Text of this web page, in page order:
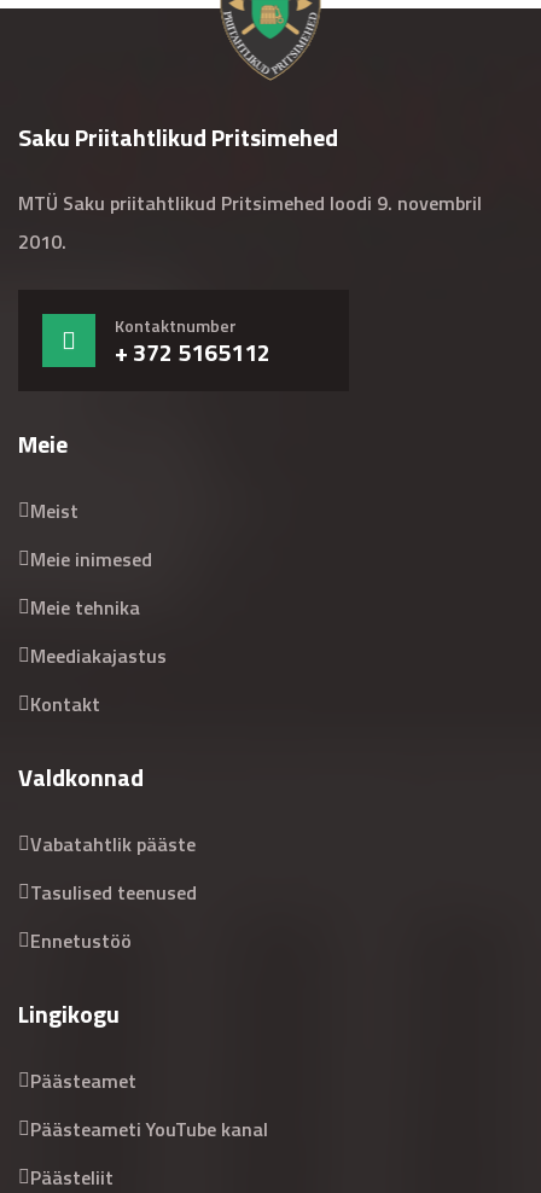
Saku Priitahtlikud Pritsimehed
MTÜ Saku priitahtlikud Pritsimehed loodi 9. novembril
2010.
Kontaktnumber
+ 372 5165112
Meie
Meist
Meie inimesed
Meie tehnika
Meediakajastus
Kontakt
Valdkonnad
Vabatahtlik pääste
Tasulised teenused
Ennetustöö
Lingikogu
Päästeamet
Päästeameti YouTube kanal
Päästeliit